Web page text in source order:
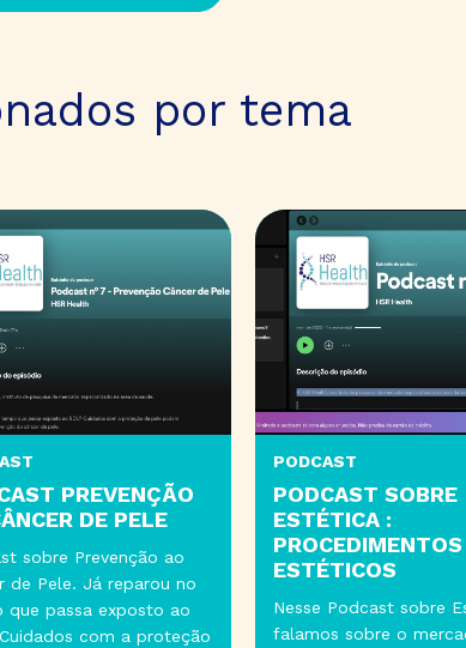
por tema
PREVENÇÃO
DE PELE
Prevenção ao
Já reparou no
exposto ao
com a proteção
PODCAST
PODCAST SOBRE
ESTÉTICA :
PROCEDIMENTOS
ESTÉTICOS
Nesse Podcast sobre Estética,
falamos sobre o mercado de